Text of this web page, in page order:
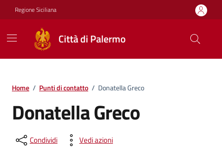
Vai ai contenuti
Vai al footer
Regione Siciliana
Città di Palermo
Home / Punti di contatto / Donatella Greco
Donatella Greco
Condividi Vedi azioni